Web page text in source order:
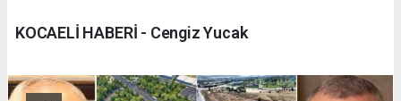
KOCAELİ HABERİ - Cengiz Yucak